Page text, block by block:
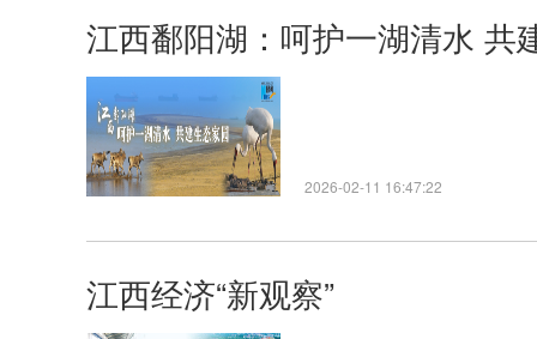
江西鄱阳湖：呵护一湖清水 共
2026-02-11 16:47:22
江西经济“新观察”